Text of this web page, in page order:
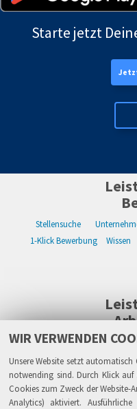
WIR VERWENDEN
Unsere Website setzt
notwending sind. Durch Klick auf
Cookies zum Zweck der Website-
Analytics) aktiviert.
Starte jetzt
Stellensuche
1-Klick Bewerbung
Wissen
WIKWAY Online-Recruiting
Alle Einzelleistungen
Wissen